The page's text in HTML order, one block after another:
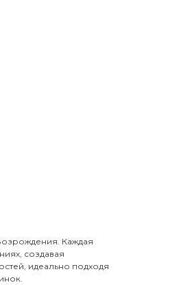
Каждая
создавая
идеально подходя